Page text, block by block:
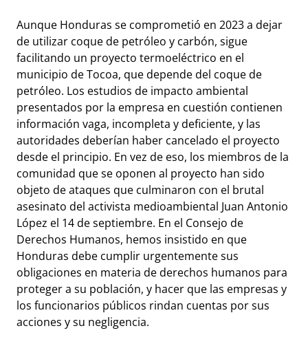
Aunque Honduras se comprometió en 2023 a dejar
de utilizar coque de petróleo y carbón, sigue
facilitando un proyecto termoeléctrico en el
municipio de Tocoa, que depende del coque de
petróleo. Los estudios de impacto ambiental
presentados por la empresa en cuestión contienen
información vaga, incompleta y deficiente, y las
autoridades deberían haber cancelado el proyecto
desde el principio. En vez de eso, los miembros de la
comunidad que se oponen al proyecto han sido
objeto de ataques que culminaron con el brutal
asesinato del activista medioambiental Juan Antonio
López el 14 de septiembre. En el Consejo de
Derechos Humanos, hemos insistido en que
Honduras debe cumplir urgentemente sus
obligaciones en materia de derechos humanos para
proteger a su población, y hacer que las empresas y
los funcionarios públicos rindan cuentas por sus
acciones y su negligencia.